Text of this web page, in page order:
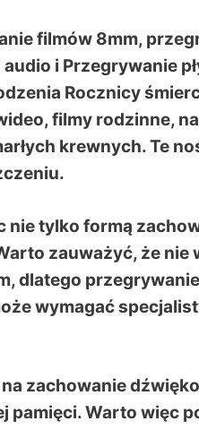
filmów 8mm,
i Przegrywanie
Rocznicy
filmy rodzinne,
krewnych. Te
nie tylko formą
zauważyć, że nie
dlatego
wymagać
zachowanie
pamięci. Warto więc